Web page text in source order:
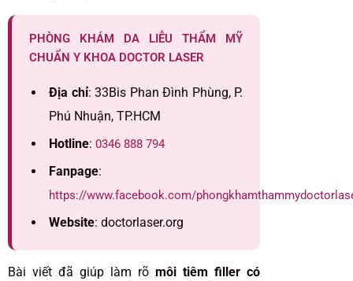
PHÒNG KHÁM DA LIỄU THẨM MỸ
CHUẨN Y KHOA DOCTOR LASER
Địa chỉ: 33Bis Phan Đình Phùng, P.
Phú Nhuận, TP.HCM
Hotline: 0346 888 794
Fanpage:
https://www.facebook.com/
Website: doctorlaser.org
Bài viết đã giúp làm rõ môi tiêm filler có